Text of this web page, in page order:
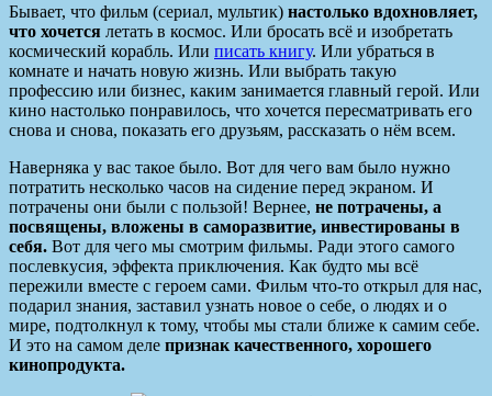
Бывает, что фильм (сериал, мультик) настолько вдохновляет,
что хочется летать в космос. Или бросать всё и изобретать
космический корабль. Или писать книгу. Или убраться в
комнате и начать новую жизнь. Или выбрать такую
профессию или бизнес, каким занимается главный герой. Или
кино настолько понравилось, что хочется пересматривать его
снова и снова, показать его друзьям, рассказать о нём всем.
Наверняка у вас такое было. Вот для чего вам было нужно
потратить несколько часов на сидение перед экраном. И
потрачены они были с пользой! Вернее, не потрачены, а
посвящены, вложены в саморазвитие, инвестированы в
себя. Вот для чего мы смотрим фильмы. Ради этого самого
послевкусия, эффекта приключения. Как будто мы всё
пережили вместе с героем сами. Фильм что-то открыл для нас,
подарил знания, заставил узнать новое о себе, о людях и о
мире, подтолкнул к тому, чтобы мы стали ближе к самим себе.
И это на самом деле признак качественного, хорошего
кинопродукта.